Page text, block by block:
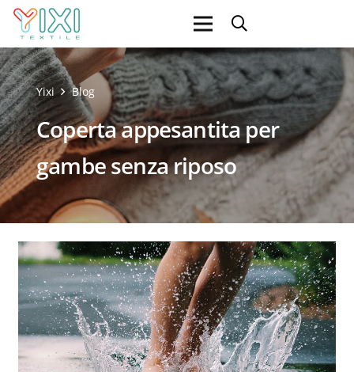
Yixi Blog
Coperta appesantita per
gambe senza riposo